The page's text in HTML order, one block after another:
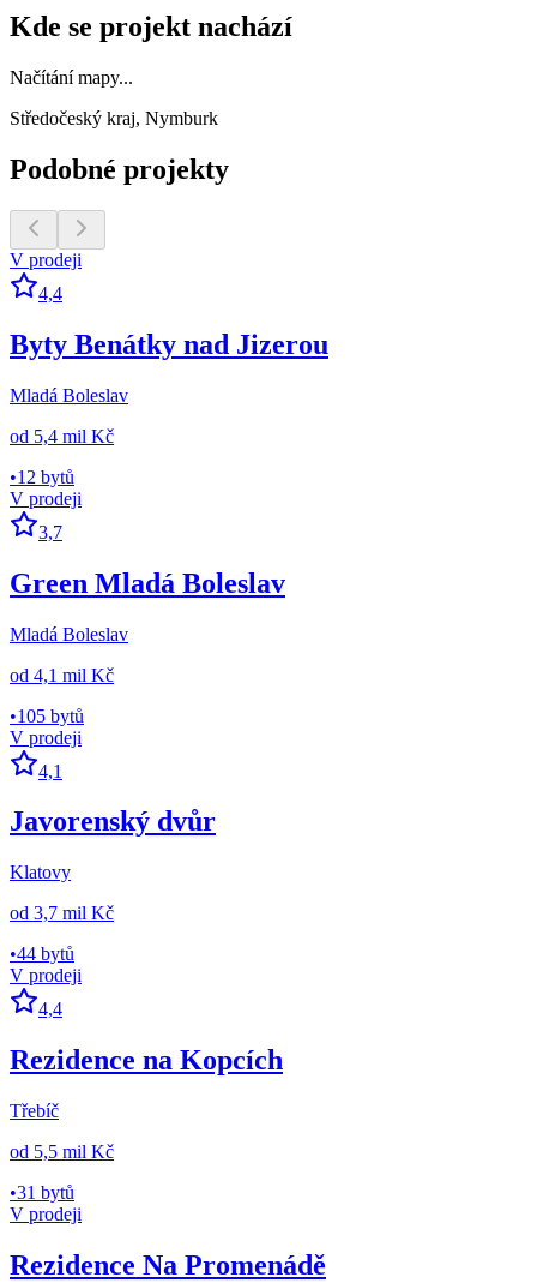
Kde se projekt nachází
Načítání mapy...
Středočeský kraj, Nymburk
Podobné projekty
V prodeji
4,4
Byty Benátky nad Jizerou
Mladá Boleslav
od 5,4 mil Kč
•12 bytů
V prodeji
3,7
Green Mladá Boleslav
Mladá Boleslav
od 4,1 mil Kč
•105 bytů
V prodeji
4,1
Javorenský dvůr
Klatovy
od 3,7 mil Kč
•44 bytů
V prodeji
4,4
Rezidence na Kopcích
Třebíč
od 5,5 mil Kč
•31 bytů
V prodeji
Rezidence Na Promenádě